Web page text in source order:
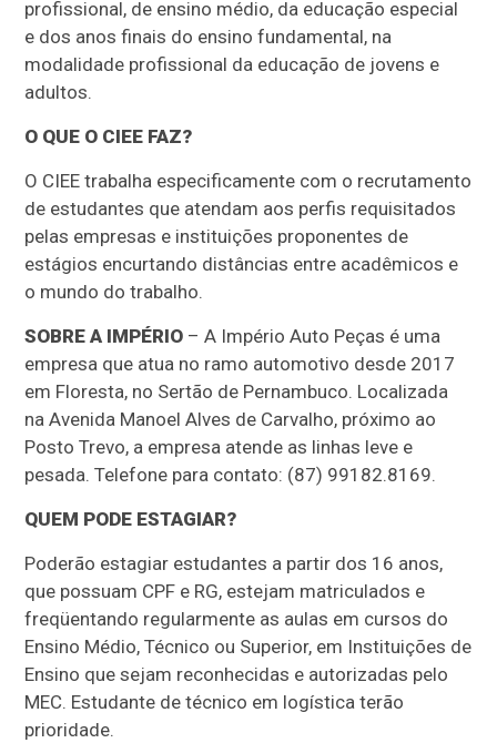
profissional, de ensino médio, da educação especial
e dos anos finais do ensino fundamental, na
modalidade profissional da educação de jovens e
adultos.
O QUE O CIEE FAZ?
O CIEE trabalha especificamente com o recrutamento
de estudantes que atendam aos perfis requisitados
pelas empresas e instituições proponentes de
estágios encurtando distâncias entre acadêmicos e
o mundo do trabalho.
SOBRE A IMPÉRIO – A Império Auto Peças é uma
empresa que atua no ramo automotivo desde 2017
em Floresta, no Sertão de Pernambuco. Localizada
na Avenida Manoel Alves de Carvalho, próximo ao
Posto Trevo, a empresa atende as linhas leve e
pesada. Telefone para contato: (87) 99182.8169.
QUEM PODE ESTAGIAR?
Poderão estagiar estudantes a partir dos 16 anos,
que possuam CPF e RG, estejam matriculados e
freqüentando regularmente as aulas em cursos do
Ensino Médio, Técnico ou Superior, em Instituições de
Ensino que sejam reconhecidas e autorizadas pelo
MEC. Estudante de técnico em logística terão
prioridade.